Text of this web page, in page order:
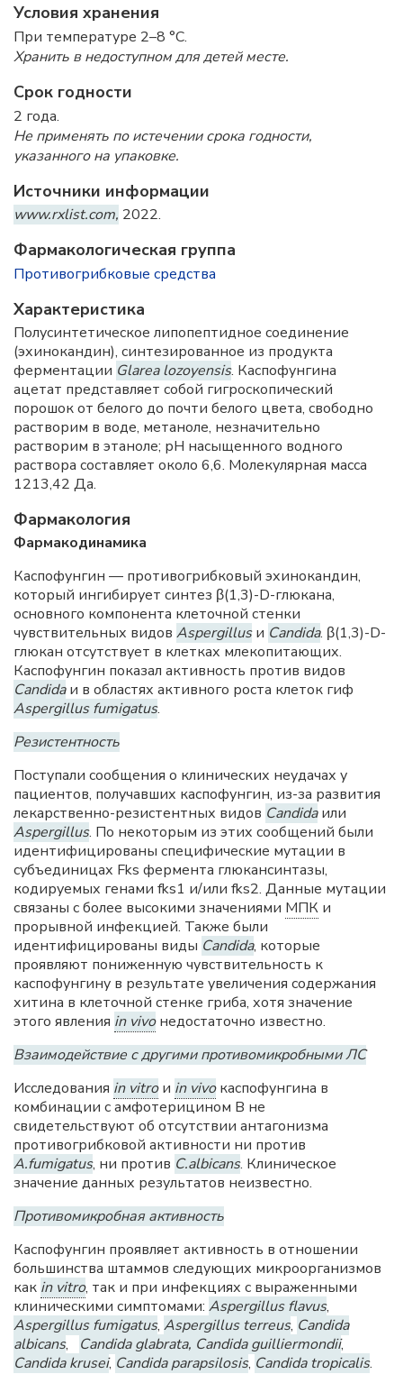
Условия хранения
При температуре 2–8 °C.
Хранить в недоступном для детей месте.
Срок годности
2 года.
Не применять по истечении срока годности,
указанного на упаковке.
Источники информации
www.rxlist.com, 2022.
Фармакологическая группа
Противогрибковые средства
Характеристика
Полусинтетическое липопептидное соединение
(эхинокандин), синтезированное из продукта
ферментации Glarea lozoyensis. Каспофунгина
ацетат представляет собой гигроскопический
порошок от белого до почти белого цвета, свободно
растворим в воде, метаноле, незначительно
растворим в этаноле; рН насыщенного водного
раствора составляет около 6,6. Молекулярная масса
1213,42 Да.
Фармакология
Фармакодинамика
Каспофунгин — противогрибковый эхинокандин,
который ингибирует синтез β(1,3)-D-глюкана,
основного компонента клеточной стенки
чувствительных видов Aspergillusи Candida. β(1,3)-D-
глюкан отсутствует в клетках млекопитающих.
Каспофунгин показал активность против видов
Candidaи в областях активного роста клеток гиф
Aspergillus fumigatus.
Резистентность
Поступали сообщения о клинических неудачах у
пациентов, получавших каспофунгин, из-за развития
лекарственно-резистентных видов Candidaили
Aspergillus. По некоторым из этих сообщений были
идентифицированы специфические мутации в
субъединицах Fks фермента глюкансинтазы,
кодируемых генами fks1 и/или fks2. Данные мутации
связаны с более высокими значениями МПК и
прорывной инфекцией. Также были
идентифицированы виды Candida, которые
проявляют пониженную чувствительность к
каспофунгину в результате увеличения содержания
хитина в клеточной стенке гриба, хотя значение
этого явления in vivoнедостаточно известно.
Взаимодействие с другими противомикробными ЛС
Исследования in vitroи in vivoкаспофунгина в
комбинации с амфотерицином B не
свидетельствуют об отсутствии антагонизма
противогрибковой активности ни против
A.fumigatus, ни против C.albicans. Клиническое
значение данных результатов неизвестно.
Противомикробная активность
Каспофунгин проявляет активность в отношении
большинства штаммов следующих микроорганизмов
как in vitro, так и при инфекциях с выраженными
клиническими симптомами: Aspergillus flavus,
Aspergillus fumigatus, Aspergillus terreus, Candida
albicans, Candida glabrata, Candida guilliermondii,
Candida krusei, Candida parapsilosis, Candida tropicalis.